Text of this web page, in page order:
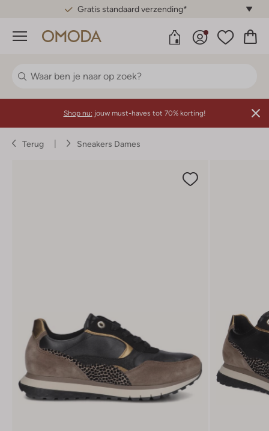
Gratis standaard verzending*
Menu
Shop nu: jouw must-haves tot 70% korting!
Terug Sneakers Dames